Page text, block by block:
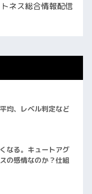
ネス総合情報配信
均、レベル判定など
なる。キュートアグ
の感情なのか？仕組